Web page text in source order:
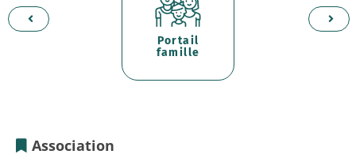
Portail
famille
Association